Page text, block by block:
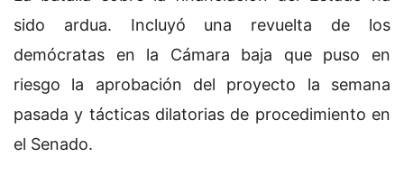
sido ardua. Incluyó una revuelta de los
demócratas en la Cámara baja que puso en
riesgo la aprobación del proyecto la semana
pasada y tácticas dilatorias de procedimiento en
el Senado.